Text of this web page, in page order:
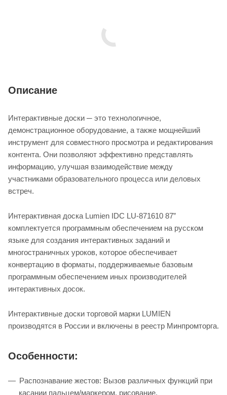
Описание
Интерактивные доски ─ это технологичное,
демонстрационное оборудование, а также мощнейший
инструмент для совместного просмотра и редактирования
контента. Они позволяют эффективно представлять
информацию, улучшая взаимодействие между
участниками образовательного процесса или деловых
встреч.
Интерактивная доска Lumien IDC LU-871610 87”
комплектуется программным обеспечением на русском
языке для создания интерактивных заданий и
многостраничных уроков, которое обеспечивает
конвертацию в форматы, поддерживаемые базовым
программным обеспечением иных производителей
интерактивных досок.
Интерактивные доски торговой марки LUMIEN
производятся в России и включены в реестр Минпромторга.
Особенности:
Распознавание жестов: Вызов различных функций при
касании пальцем/маркером, рисование.